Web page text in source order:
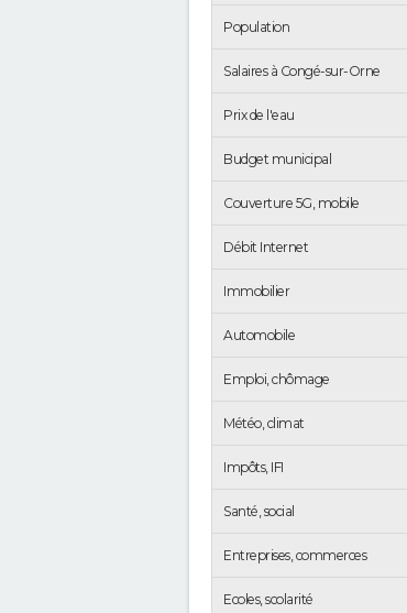
Population
Salaires à Congé-sur-Orne
Prix de l'eau
Budget municipal
Couverture 5G, mobile
Débit Internet
Immobilier
Automobile
Emploi, chômage
Météo, climat
Impôts, IFI
Santé, social
Entreprises, commerces
Ecoles, scolarité